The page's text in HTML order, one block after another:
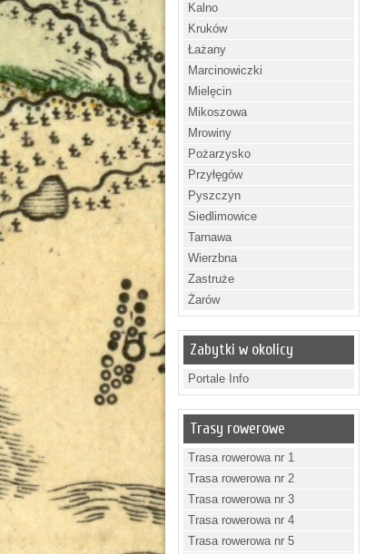
Kalno
Kruków
Łażany
Marcinowiczki
Mielęcin
Mikoszowa
Mrowiny
Pożarzysko
Przyłęgów
Pyszczyn
Siedlimowice
Tarnawa
Wierzbna
Zastruże
Żarów
Zabytki w okolicy
Portale Info
Trasy rowerowe
Trasa rowerowa nr 1
Trasa rowerowa nr 2
Trasa rowerowa nr 3
Trasa rowerowa nr 4
Trasa rowerowa nr 5